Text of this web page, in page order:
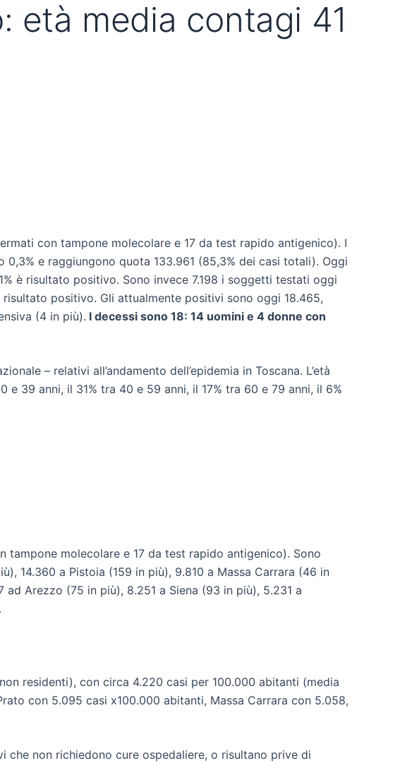
età media contagi 41
con tampone molecolare e 17 da test rapido antigenico). I
e raggiungono quota 133.961 (85,3% dei casi totali). Oggi
è risultato positivo. Sono invece 7.198 i soggetti testati oggi
positivo. Gli attualmente positivi sono oggi 18.465,
(4 in più). I decessi sono 18: 14 uomini e 4 donne con
– relativi all’andamento dell’epidemia in Toscana. L’età
39 anni, il 31% tra 40 e 59 anni, il 17% tra 60 e 79 anni, il 6%
molecolare e 17 da test rapido antigenico). Sono
14.360 a Pistoia (159 in più), 9.810 a Massa Carrara (46 in
Arezzo (75 in più), 8.251 a Siena (93 in più), 5.231 a
residenti), con circa 4.220 casi per 100.000 abitanti (media
con 5.095 casi x100.000 abitanti, Massa Carrara con 5.058,
che non richiedono cure ospedaliere, o risultano prive di